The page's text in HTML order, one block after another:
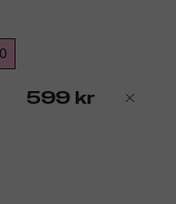
och en rad viktiga
hälsosamt.
599 kr